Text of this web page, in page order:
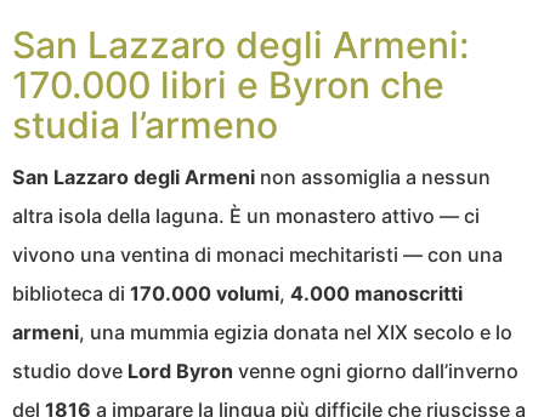
San Lazzaro degli Armeni:
170.000 libri e Byron che
studia l’armeno
San Lazzaro degli Armeni non assomiglia a nessun
altra isola della laguna. È un monastero attivo — ci
vivono una ventina di monaci mechitaristi — con una
biblioteca di 170.000 volumi, 4.000 manoscritti
armeni, una mummia egizia donata nel XIX secolo e lo
studio dove Lord Byron venne ogni giorno dall’inverno
del 1816 a imparare la lingua più difficile che riuscisse a